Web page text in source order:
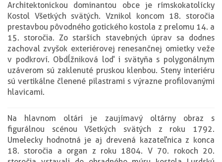
Architektonickou dominantou obce je rímskokatolícky
Kostol Všetkých svätých. Vznikol koncom 18. storočia
prestavbou pôvodného gotického kostola z prelomu 14. a
15. storočia. Zo starších stavebných úprav sa dodnes
zachoval zvyšok exteriérovej renesančnej omietky veže
v podkroví. Obdĺžniková loď i svätyňa s polygonálnym
uzáverom sú zaklenuté pruskou klenbou. Steny interiéru
sú vertikálne členené pilastrami s výrazne profilovanými
hlavicami.
Na hlavnom oltári je zaujímavý oltárny obraz s
figurálnou scénou Všetkých svätých z roku 1792.
Umelecky hodnotná je aj drevená kazateľnica z konca
18. storočia a organ z roku 1804. V 70. rokoch 20.